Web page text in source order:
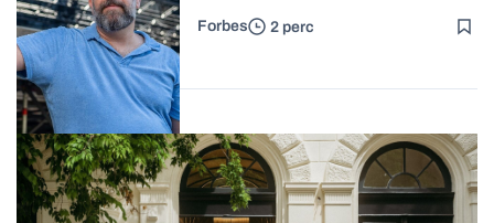
Forbes-sztori
Társadalom
Forbes 2 perc